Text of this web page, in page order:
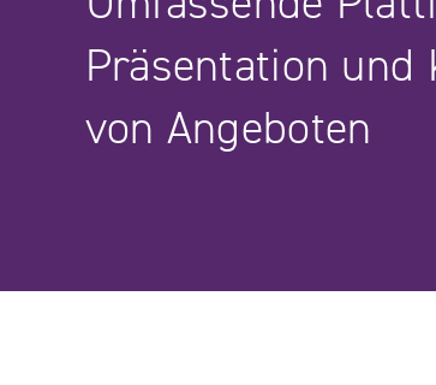
Präsentation und
von Angeboten